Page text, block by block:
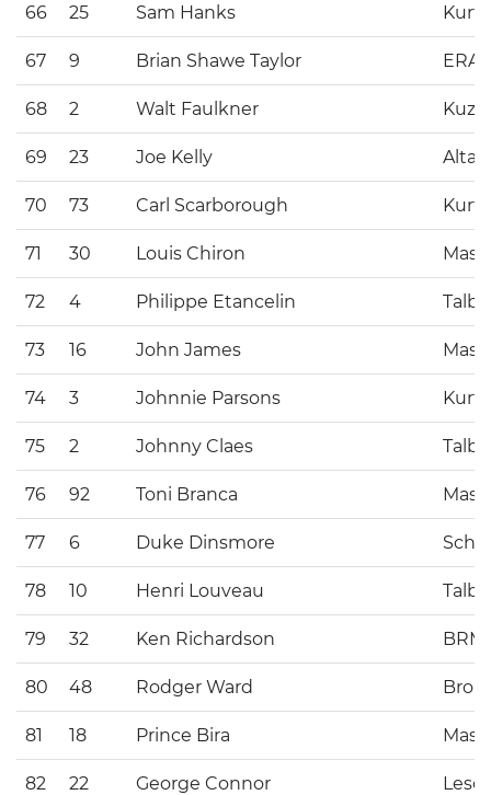
66 25 Sam Hanks
67 9 Brian Shawe Taylor ERA
68 2 Walt Faulkner
69 23 Joe Kelly Alta
70 73 Carl Scarborough
71 30 Louis Chiron
72 4 Philippe Etancelin
73 16 John James
74 3 Johnnie Parsons
75 2 Johnny Claes
76 92 Toni Branca
77 6 Duke Dinsmore
78 10 Henri Louveau
79 32 Ken Richardson BRM
80 48 Rodger Ward
81 18 Prince Bira
82 22 George Connor